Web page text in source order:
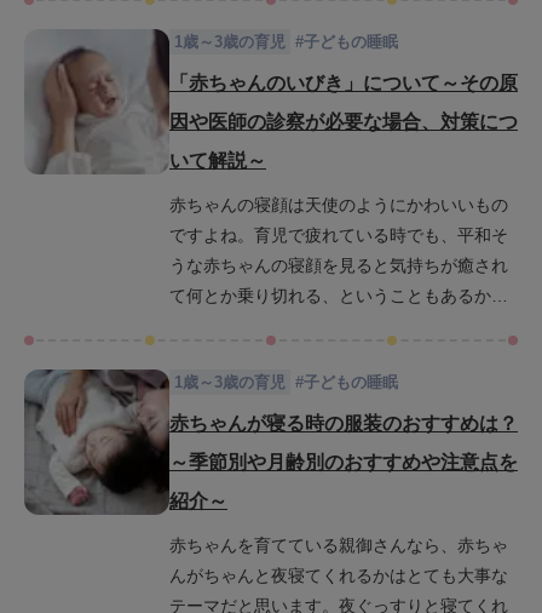
になるの？と疑問に思う方も多いのではない
でしょうか。この記事では、寝返り返りの一
全な環境作りのコツなどを詳しく解説しま
す。ぜひこれを読んで、赤ちゃんの成長のサ
ポートに役立ててください。
1歳～3歳の育児 #子どもの睡眠
「赤ちゃんのいびき」について～その原
因や医師の診察が必要な場合、対策につ
いて解説～
赤ちゃんの寝顔は天使のようにかわいいもの
ですよね。育児で疲れている時でも、平和そ
うな赤ちゃんの寝顔を見ると気持ちが癒され
て何とか乗り切れる、ということもあるかと
あると思います。「ぐごー」「しゅぴー」と
大人顔負けの大きな音でいびきをかいて親が
いびきの音に驚いて目をさましてしまった
り、なんて先輩ママの思い出話を聞いたりす
るものです。笑い話で語られることも多い
「赤ちゃんのいびき」ですが、あまりにひど
いと「健康に何か問題があるのではない
1歳～3歳の育児 #子どもの睡眠
赤ちゃんが寝る時の服装のおすすめは？
～季節別や月齢別のおすすめや注意点を
紹介～
赤ちゃんを育てている親御さんなら、赤ちゃ
んがちゃんと夜寝てくれるかはとても大事な
テーマだと思います。夜ぐっすりと寝てくれ